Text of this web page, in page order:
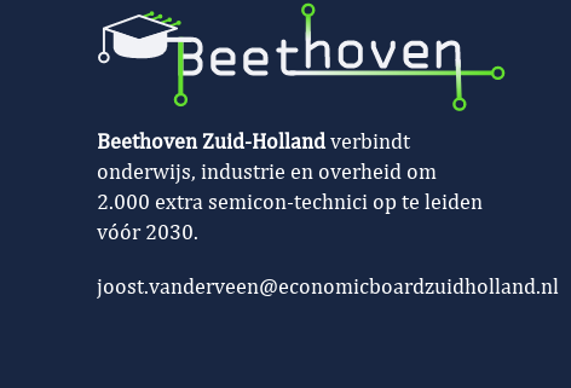
Beethoven Zuid-Holland verbindt
onderwijs, industrie en overheid om
2.000 extra semicon-technici op te leiden
vóór 2030.
joost.vanderveen@economicboardzuidholland.nl